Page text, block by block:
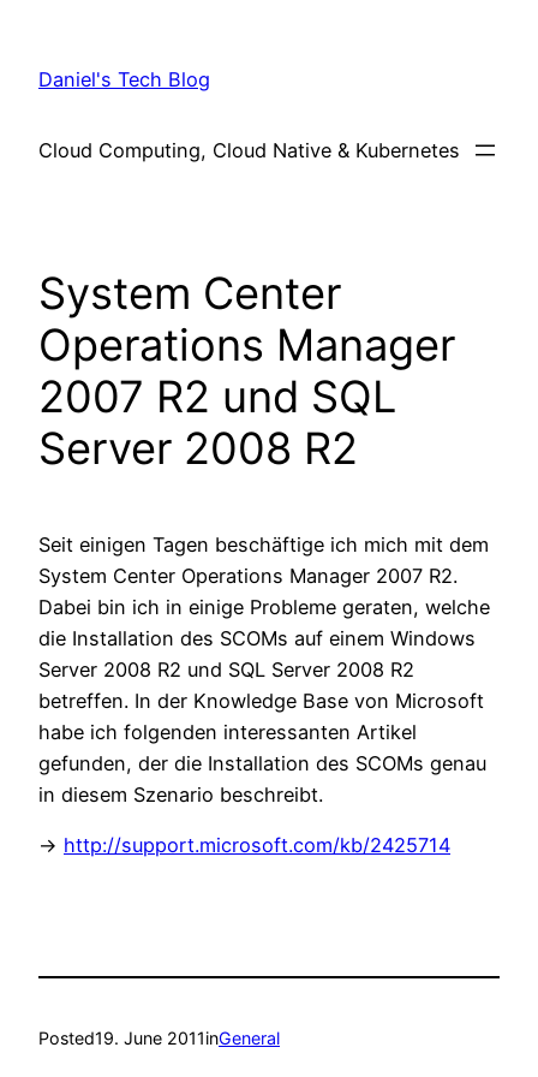
content
Daniel's Tech Blog
Cloud Computing, Cloud Native & Kubernetes
System Center
Operations Manager
2007 R2 und SQL
Server 2008 R2
Seit einigen Tagen beschäftige ich mich mit dem
System Center Operations Manager 2007 R2.
Dabei bin ich in einige Probleme geraten, welche
die Installation des SCOMs auf einem Windows
Server 2008 R2 und SQL Server 2008 R2
betreffen. In der Knowledge Base von Microsoft
habe ich folgenden interessanten Artikel
gefunden, der die Installation des SCOMs genau
in diesem Szenario beschreibt.
-> http://support.microsoft.com/kb/2425714
Posted19. June 2011inGeneral